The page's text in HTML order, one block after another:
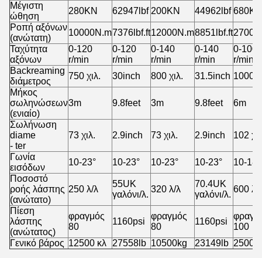
Μέγιστη
ώθηση
280KN 62947lbf 200KN 44962lbf 680KN
Ροπή αξόνων
(ανώτατη)
10000N.m7376lbf.ft12000N.m8851lbf.ft
Ταχύτητα
αξόνων
0-120
r/min
0-120
r/min
0-140
r/min
0-140
r/min
0-100
r/min
Backreaming
διάμετρος
750 χιλ. 30inch 800 χιλ. 31.5inch 1000
Μήκος
σωληνώσεων
(ενιαίο)
3m 9.8feet 3m 9.8feet 6m
Σωλήνωση
diame
- ter
73 χιλ. 2.9inch 73 χιλ. 2.9inch 102
Γωνία
εισόδων
10-23° 10-23° 10-23° 10-23°
10-18°
Ποσοστό
ροής λάσπης
(ανώτατο)
250 λ/λ
55UK
γαλόνι/λ.
320 λ/λ
70.4UK
γαλόνι/λ.
600 λ/
Πίεση
λάσπης
(ανώτατος)
φραγμός
80
1160psi
φραγμός
80
1160psi
100
Γενικό βάρος 12500 κλ 27558lb 10500kg 23149lb 25000